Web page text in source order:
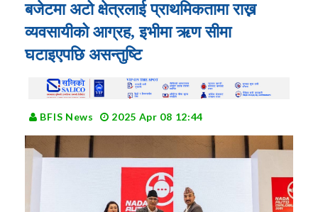
बजेटमा अटो क्षेत्रलाई प्राथमिकतामा राख्न
व्यवसायीको आग्रह, इभीमा ऋण सीमा
घटाइएपछि असन्तुष्टि
BFIS News 2025 Apr 08 12:44